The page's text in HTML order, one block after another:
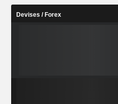
Devises / Forex